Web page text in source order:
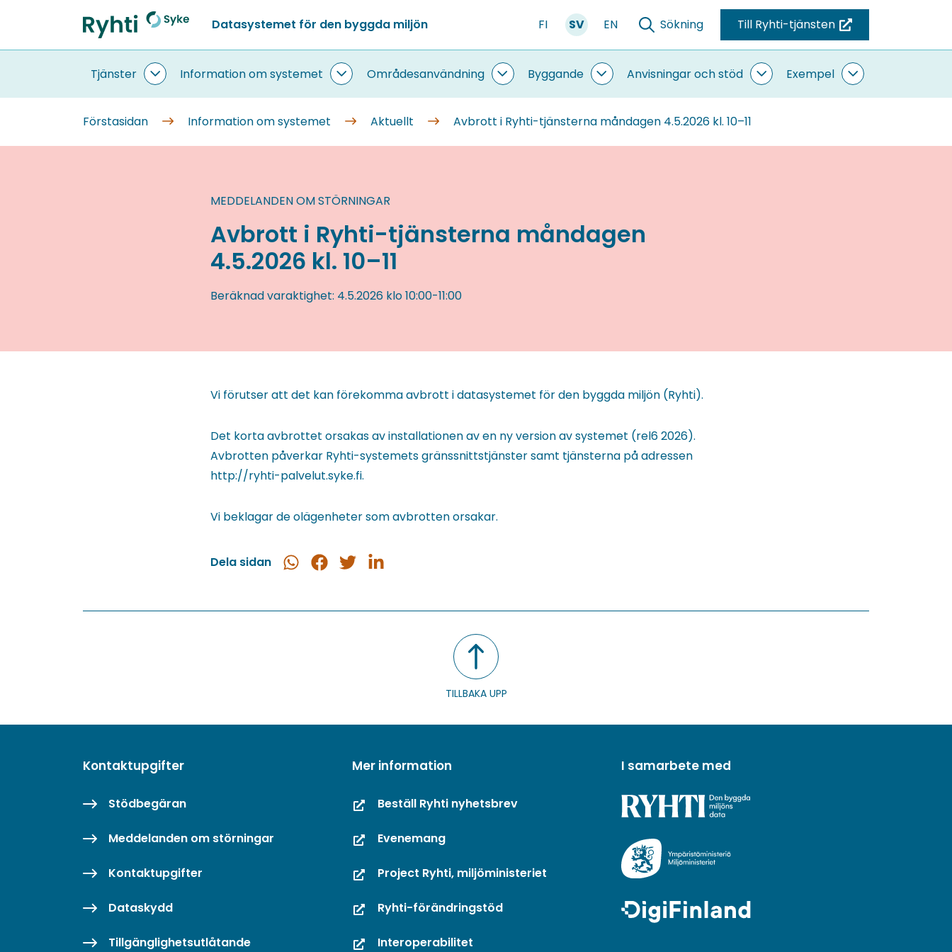
till
innehållet
Förstasidan
Datasystemet för den byggda miljön FI SV EN Sökning Till Ryhti-tjänsten
(du
blir
omdirigerad
Tjänster
Tjänster
undersidor
Information om systemet
Information
om
undersidor
Områdesanvändning
Områdesanvändning
undersidor
Byggande
Byggande
undersidor
Anvisningar och stöd
Anvisningar
och
Exempel
Exempel
undersidor
Förstasidan
Information om systemet Aktuellt Avbrott i Ryhti-tjänsterna måndagen 4.5.2026 kl. 10–11
MEDDELANDEN OM STÖRNINGAR
Avbrott i Ryhti-tjänsterna måndagen
4.5.2026 kl. 10–11
Beräknad varaktighet: 4.5.2026 klo 10:00-11:00
Vi förutser att det kan förekomma avbrott i datasystemet för den byggda miljön (Ryhti).
Det korta avbrottet orsakas av installationen av en ny version av systemet (rel6 2026).
Avbrotten påverkar Ryhti-systemets gränssnittstjänster samt tjänsterna på adressen
http://ryhti-palvelut.syke.fi.
Vi beklagar de olägenheter som avbrotten orsakar.
Dela sidan
Dela
Dela
Dela
Dela
TILLBAKA UPP
Kontaktupgifter
Stödbegäran
Meddelanden om störningar
Kontaktupgifter
Dataskydd
Tillgänglighetsutlåtande
Mer information
Beställ Ryhti nyhetsbrev
Evenemang
Project Ryhti, miljöministeriet
Ryhti-förändringstöd
Interoperabilitet
I samarbete med